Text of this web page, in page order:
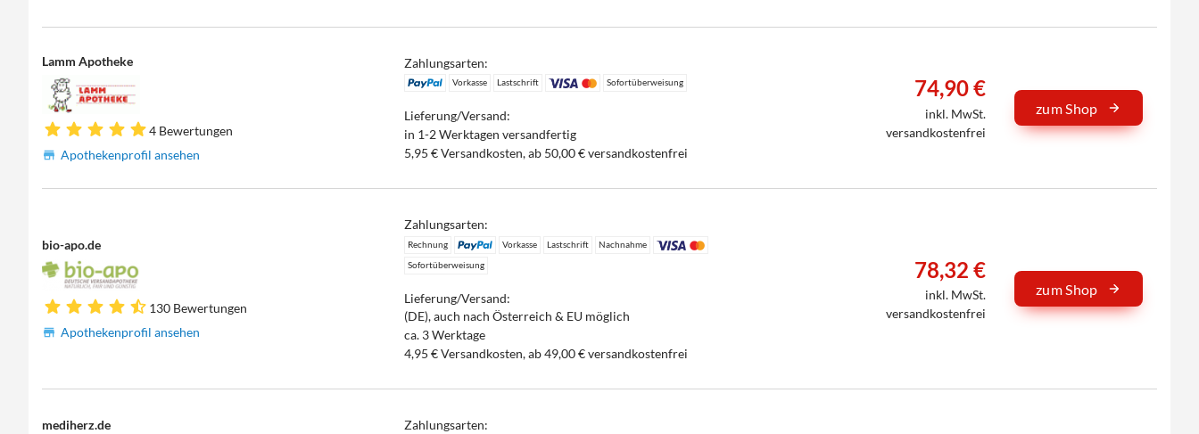
Lamm Apotheke
4 Bewertungen
Apothekenprofil ansehen
Zahlungsarten:
Vorkasse Lastschrift Sofortüberweisung
Lieferung/Versand:
in 1-2 Werktagen versandfertig
5,95 € Versandkosten, ab 50,00 € versandkostenfrei
74,90 €
inkl. MwSt.
versandkostenfrei
zum Shop
bio-apo.de
130 Bewertungen
Apothekenprofil ansehen
Zahlungsarten:
Rechnung Vorkasse Lastschrift
Nachnahme
Sofortüberweisung
Lieferung/Versand:
(DE), auch nach Österreich & EU möglich
ca. 3 Werktage
4,95 € Versandkosten, ab 49,00 € versandkostenfrei
78,32 €
inkl. MwSt.
versandkostenfrei
zum Shop
mediherz.de Zahlungsarten: